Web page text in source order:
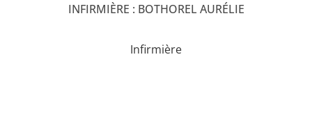
INFIRMIÈRE : BOTHOREL AURÉLIE
Infirmière